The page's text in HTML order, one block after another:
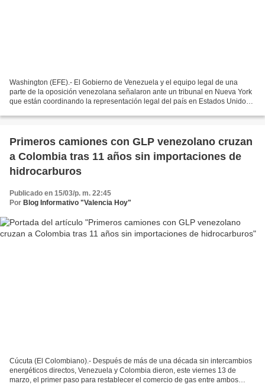
Washington (EFE).- El Gobierno de Venezuela y el equipo legal de una
parte de la oposición venezolana señalaron ante un tribunal en Nueva York
que están coordinando la representación legal del país en Estados Unidos.
Primeros camiones con GLP venezolano cruzan
a Colombia tras 11 años sin importaciones de
hidrocarburos
Publicado en 15/03/p. m. 22:45
Por Blog Informativo "Valencia Hoy"
Cúcuta (El Colombiano).- Después de más de una década sin intercambios
energéticos directos, Venezuela y Colombia dieron, este viernes 13 de
marzo, el primer paso para restablecer el comercio de gas entre ambos